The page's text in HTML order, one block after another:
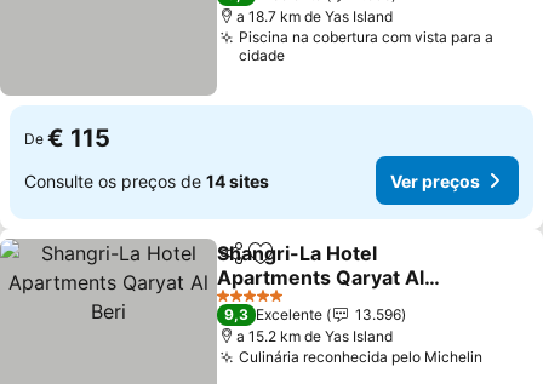
a 18.7 km de Yas Island
Piscina na cobertura com vista para a
cidade
De € 115
Consulte os preços de 14 sites Ver preços
PartilharAdicionar aos favoritos
Shangri-La Hotel
Apartments Qaryat Al
Beri
Ver preços
5 Estrelas
9,3 Excelente
13.596
a 15.2 km de Yas Island
Culinária reconhecida pelo Michelin